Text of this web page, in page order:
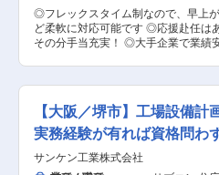
見込めます！ ■組織構成： 現在、派遣の方も含
めると14名在籍！ ∟店長（男性30代
店長2名（男性20代後半・男性20代後
■評価制度： 新規の契約、ユーザー
ー（お客様側からの評価）&コンテ
ップとしてはリーダー→副店長→店
マネージャー ※直近入社3年の方が副
ています。
広いスキルを身に付けることができま
風：管理職1名、メンバー4名（メン
名、男性1名/平均40代）定着率が高
穏やかなお人柄が多く、モノづくり
い方が多いです。 ■当社の製品について： ・ク
以上 ・スーパーの野菜の陳列棚、コ
ご など ■当社の魅力：創業60周年以上の産業
機械・機器部品メーカーです。当社は
社との親交が深く、農業機器や建設機
ターは当社の部品だらけです。 実際
◎フレックスタイム制なので、早上
ど柔軟に対応可能です ◎応援赴任は
その分手当充実！ ◎大手企業で業績
産活用の観点から土地活用のニーズ
した土地をどう扱うかという問題は
専門家への相談が必須となります。
して当社に土地をお任せいただけるの
入居者様からご評価いただけてきてい
績の賜物です。 そしてその物件を高
【大阪／堺市】工場設備
実務経験が有れば資格問わ
サンケン工業株式会社